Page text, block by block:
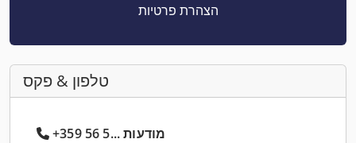
הצהרת פרטיות
טלפון & פקס
+359 56 5... מודעות